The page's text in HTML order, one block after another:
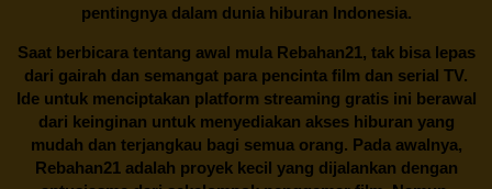
pentingnya dalam dunia hiburan Indonesia.
Saat berbicara tentang awal mula Rebahan21, tak bisa lepas
dari gairah dan semangat para pencinta film dan serial TV.
Ide untuk menciptakan platform streaming gratis ini berawal
dari keinginan untuk menyediakan akses hiburan yang
mudah dan terjangkau bagi semua orang. Pada awalnya,
Rebahan21 adalah proyek kecil yang dijalankan dengan